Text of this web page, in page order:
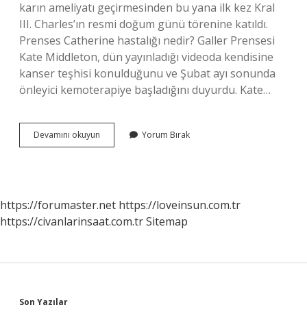
karın ameliyatı geçirmesinden bu yana ilk kez Kral
III. Charles’ın resmi doğum günü törenine katıldı.
Prenses Catherine hastalığı nedir? Galler Prensesi
Kate Middleton, dün yayınladığı videoda kendisine
kanser teşhisi konulduğunu ve Şubat ayı sonunda
önleyici kemoterapiye başladığını duyurdu. Kate…
Devamını okuyun
In
Yorum Bırak
https://forumaster.net https://loveinsun.com.tr
https://civanlarinsaat.com.trSitemap
Son Yazılar